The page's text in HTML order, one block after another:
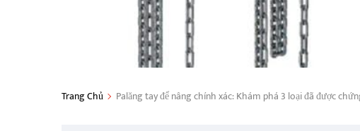
Trang Chủ Palăng tay để nâng chính xác: Khám phá 3 loại đã được